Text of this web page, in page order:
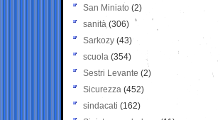
San Miniato (2)
sanità (306)
Sarkozy (43)
scuola (354)
Sestri Levante (2)
Sicurezza (452)
sindacati (162)